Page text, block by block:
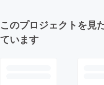
このプロジェクトを見
ています